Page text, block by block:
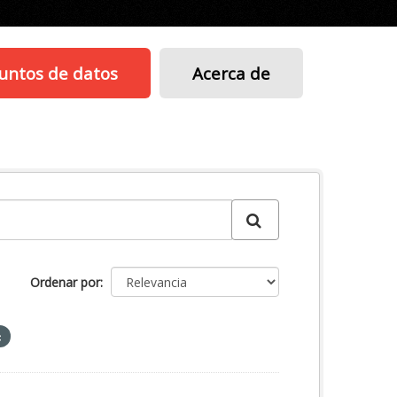
de datos Acerca de
Ordenar por